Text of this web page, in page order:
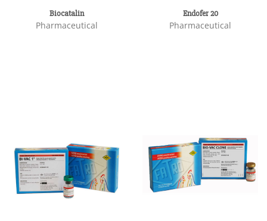
Biocatalin
Pharmaceutical
Endofer 20
Pharmaceutical